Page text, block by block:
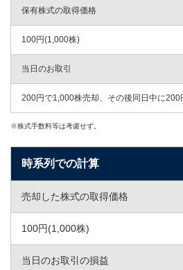
保有株式の取得価格
100円(1,000株)
当日のお取引
200円で1,000株売却、その後同日中に200
※株式手数料等は考慮せず。
時系列での計算
売却した株式の取得価格
100円(1,000株)
当日のお取引の損益